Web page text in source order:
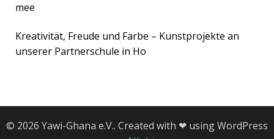
mee
Krea­ti­vi­tät, Freu­de und Far­be – Kunst­pro­jek­te an
unse­rer Part­ner­schu­le in Ho
© 2026 Yawi-Ghana e.V.. Created with ❤ using WordPress